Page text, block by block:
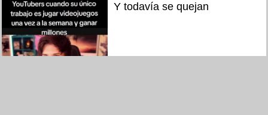
Y todavía se quejan